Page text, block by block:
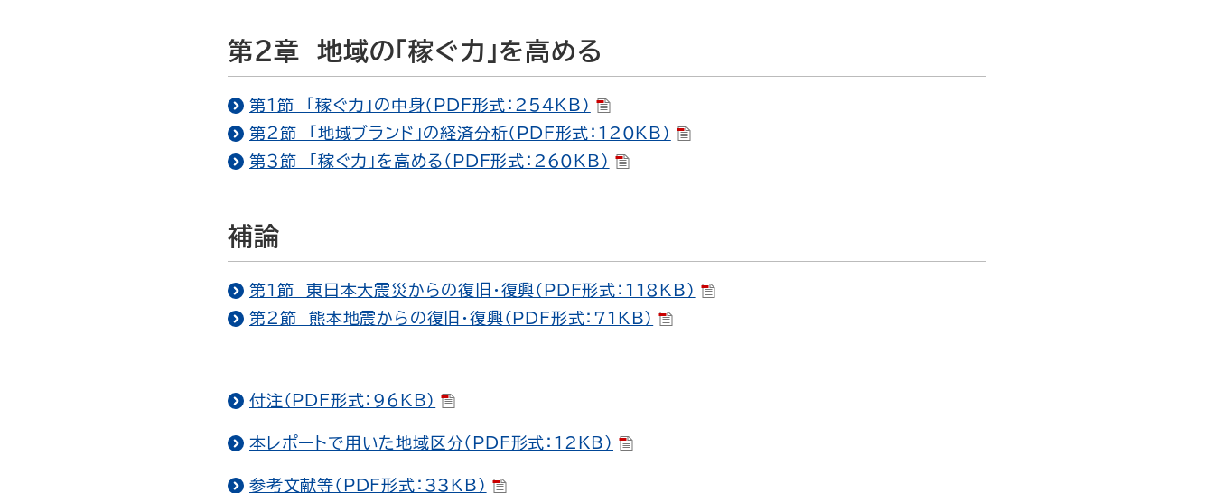
第２章 地域の「稼ぐ力」を高める
第１節 「稼ぐ力」の中身（PDF形式：254KB）
第２節 「地域ブランド」の経済分析（PDF形式：120KB）
第３節 「稼ぐ力」を高める（PDF形式：260KB）
補論
第１節 東日本大震災からの復旧・復興（PDF形式：118KB）
第２節 熊本地震からの復旧・復興（PDF形式：71KB）
付注（PDF形式：96KB）
本レポートで用いた地域区分（PDF形式：12KB）
参考文献等（PDF形式：33KB）